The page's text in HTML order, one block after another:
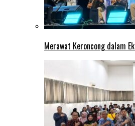
Merawat Keroncong dalam